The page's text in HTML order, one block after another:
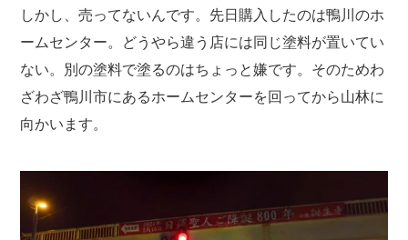
しかし、売ってないんです。先日購入したのは鴨川のホ
ームセンター。どうやら違う店には同じ塗料が置いてい
ない。別の塗料で塗るのはちょっと嫌です。そのためわ
ざわざ鴨川市にあるホームセンターを回ってから山林に
向かいます。